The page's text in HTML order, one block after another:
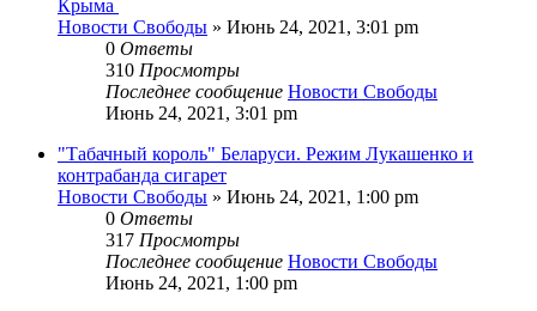
Крыма
Новости Свободы » Июнь 24, 2021, 3:01 pm
0 Ответы
310 Просмотры
Последнее сообщение Новости Свободы
Июнь 24, 2021, 3:01 pm
"Табачный король" Беларуси. Режим Лукашенко и
контрабанда сигарет
Новости Свободы » Июнь 24, 2021, 1:00 pm
0 Ответы
317 Просмотры
Последнее сообщение Новости Свободы
Июнь 24, 2021, 1:00 pm